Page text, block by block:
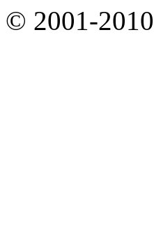
© 2001-2010